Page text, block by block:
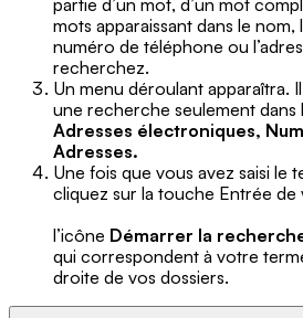
partie d’un mot, d’un mot
mots apparaissant dans le nom,
numéro de téléphone ou
recherchez.
Un menu déroulant apparaîtra.
une recherche seulement dans
Adresses électroniques,
Adresses.
Une fois que vous avez saisi le
cliquez sur la touche Entrée
l’icône Démarrer la
qui correspondent à votre
droite de vos dossiers.